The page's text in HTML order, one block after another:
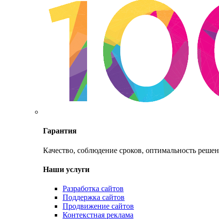
Гарантия
Качество, соблюдение сроков, оптимальность
Наши услуги
Разработка сайтов
Поддержка сайтов
Продвижение сайтов
Контекстная реклама